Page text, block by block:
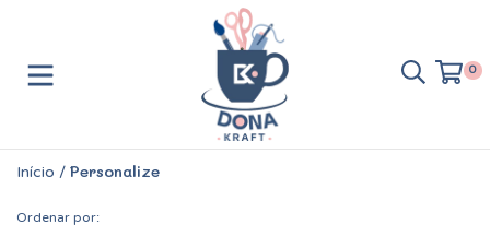
0
Início / Personalize
Ordenar por: